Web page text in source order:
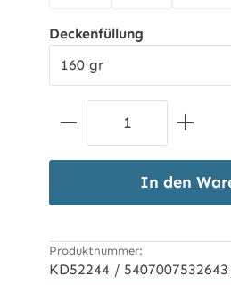
Deckenfüllung
Produkt Anzahl:
In den
Produktnummer:
KD52244 / 5407007532643